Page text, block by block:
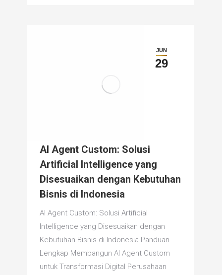
JUN
29
AI Agent Custom: Solusi
Artificial Intelligence yang
Disesuaikan dengan Kebutuhan
Bisnis di Indonesia
AI Agent Custom: Solusi Artificial
Intelligence yang Disesuaikan dengan
Kebutuhan Bisnis di Indonesia Panduan
Lengkap Membangun AI Agent Custom
untuk Transformasi Digital Perusahaan